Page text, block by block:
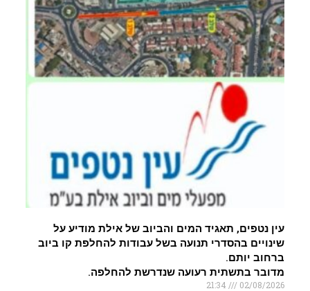
עין נטפים, תאגיד המים והביוב של אילת מודיע על
שינויים בהסדרי תנועה בשל עבודות להחלפת קו ביוב
ברחוב יותם.
מדובר בתשתית רעועה שנדרשת להחלפה.
02/08/2026